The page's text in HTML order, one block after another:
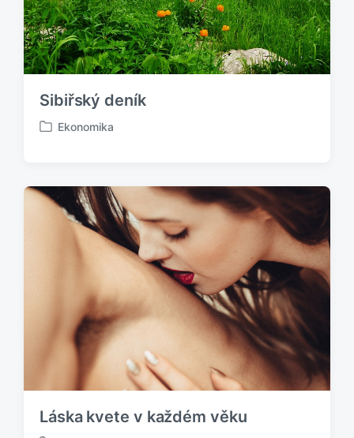
Sibiřský deník
P
l
i
Ekonomika
Láska kvete v každém věku